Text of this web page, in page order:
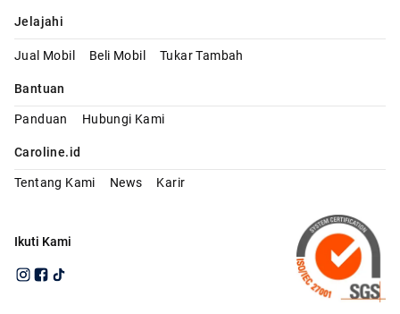
Jelajahi
Jual Mobil Beli Mobil Tukar Tambah
Bantuan
Panduan Hubungi Kami
Caroline.id
Tentang Kami News Karir
Ikuti Kami